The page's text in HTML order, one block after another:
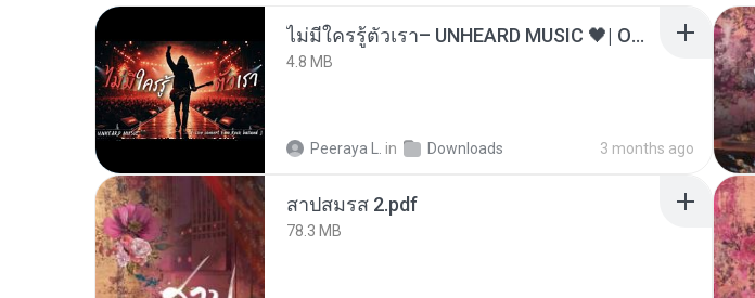
ไม่มีใครรู้ตัวเรา– UNHEARD MUSIC 🖤| Official Lyric Video | เพลงสู้ชีวิต
4.8 MB
Peeraya L. in Downloads 3 months ago
สาปสมรส 2.pdf
78.3 MB